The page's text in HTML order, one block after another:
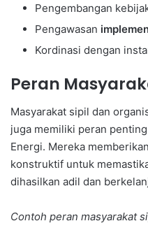
Pengembangan
Pengawasan
Kordinasi dengan
Peran
Masyarakat sipil dan
juga memiliki peran
Energi. Mereka
konstruktif untuk
dihasilkan adil dan
Contoh peran masyarakat